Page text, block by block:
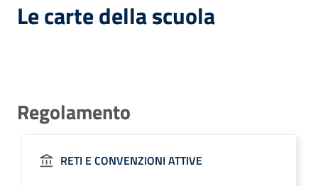
Le carte della scuola
Regolamento
RETI E CONVENZIONI ATTIVE